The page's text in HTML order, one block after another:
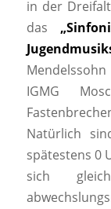
in der
das
IGMG
Natürlich
spätestens 0
sich